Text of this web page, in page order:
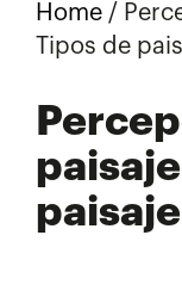
Home /
Tipos de
paisaje